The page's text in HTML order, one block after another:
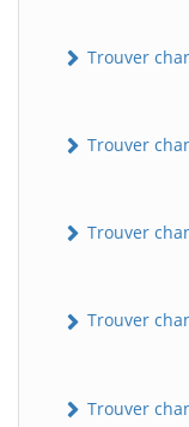
Trouver
Trouver
Trouver
Trouver
Trouver